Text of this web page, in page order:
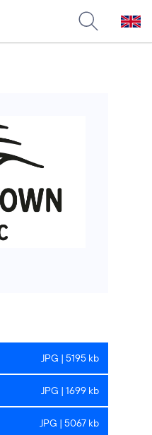
JPG | 5195 kb
JPG | 1699 kb
JPG | 5067 kb